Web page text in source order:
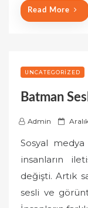
Read More
UNCATEGORIZED
Batman
Admin
P
s
e
d
o
Sosyal
insanların
değişti. Artık
sesli ve